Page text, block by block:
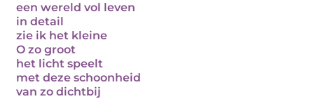
een wereld vol leven
in detail
zie ik het kleine
O zo groot
het licht speelt
met deze schoonheid
van zo dichtbij